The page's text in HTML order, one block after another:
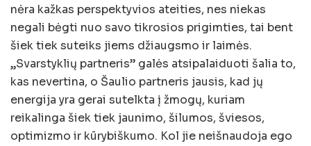
nėra kažkas perspektyvios ateities, nes niekas
negali bėgti nuo savo tikrosios prigimties, tai bent
šiek tiek suteiks jiems džiaugsmo ir laimės.
„Svarstyklių partneris” galės atsipalaiduoti šalia to,
kas nevertina, o Šaulio partneris jausis, kad jų
energija yra gerai sutelkta į žmogų, kuriam
reikalinga šiek tiek jaunimo, šilumos, šviesos,
optimizmo ir kūrybiškumo. Kol jie neišnaudoja ego